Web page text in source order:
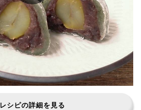
レシピの詳細を見る